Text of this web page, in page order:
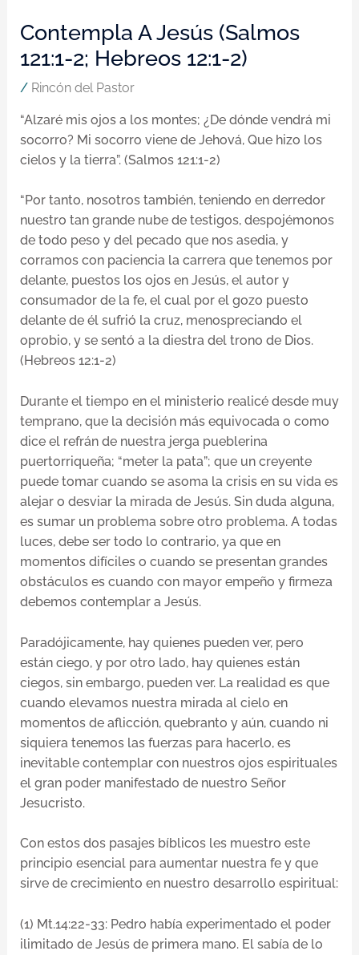
Contempla A Jesús (Salmos
121:1-2; Hebreos 12:1-2)
/ Rincón del Pastor
“Alzaré mis ojos a los montes; ¿De dónde vendrá mi
socorro? Mi socorro viene de Jehová, Que hizo los
cielos y la tierra”. (Salmos 121:1-2)
“Por tanto, nosotros también, teniendo en derredor
nuestro tan grande nube de testigos, despojémonos
de todo peso y del pecado que nos asedia, y
corramos con paciencia la carrera que tenemos por
delante, puestos los ojos en Jesús, el autor y
consumador de la fe, el cual por el gozo puesto
delante de él sufrió la cruz, menospreciando el
oprobio, y se sentó a la diestra del trono de Dios.
(Hebreos 12:1-2)
Durante el tiempo en el ministerio realicé desde muy
temprano, que la decisión más equivocada o como
dice el refrán de nuestra jerga pueblerina
puertorriqueña; “meter la pata”; que un creyente
puede tomar cuando se asoma la crisis en su vida es
alejar o desviar la mirada de Jesús. Sin duda alguna,
es sumar un problema sobre otro problema. A todas
luces, debe ser todo lo contrario, ya que en
momentos difíciles o cuando se presentan grandes
obstáculos es cuando con mayor empeño y firmeza
debemos contemplar a Jesús.
Paradójicamente, hay quienes pueden ver, pero
están ciego, y por otro lado, hay quienes están
ciegos, sin embargo, pueden ver. La realidad es que
cuando elevamos nuestra mirada al cielo en
momentos de aflicción, quebranto y aún, cuando ni
siquiera tenemos las fuerzas para hacerlo, es
inevitable contemplar con nuestros ojos espirituales
el gran poder manifestado de nuestro Señor
Jesucristo.
Con estos dos pasajes bíblicos les muestro este
principio esencial para aumentar nuestra fe y que
sirve de crecimiento en nuestro desarrollo espiritual:
(1) Mt.14:22-33: Pedro había experimentado el poder
ilimitado de Jesús de primera mano. El sabía de lo